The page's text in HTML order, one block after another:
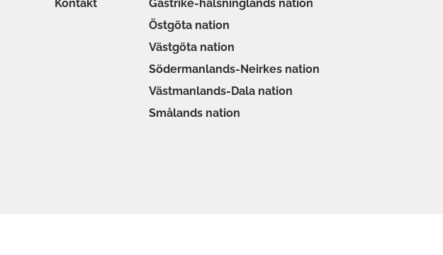
Kontakt
Gästrike-hälsninglands nation
Östgöta nation
Västgöta nation
Södermanlands-Neirkes nation
Västmanlands-Dala nation
Smålands nation